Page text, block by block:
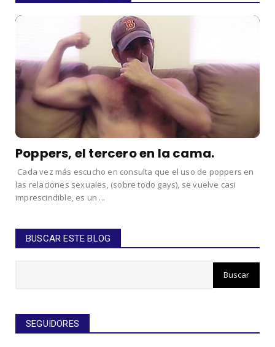
Poppers, el tercero en la cama.
Cada vez más escucho en consulta que el uso de poppers en
las relaciones sexuales, (sobre todo gays), se vuelve casi
imprescindible, es un ...
BUSCAR ESTE BLOG
SEGUIDORES